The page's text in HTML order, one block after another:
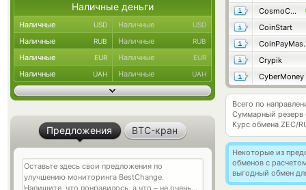
CosmoChanger
CoinStart
Crypik
CyberMoney
Всего по
Суммарный резерв
Курс обмена ZEC/
Некоторые из
обменов с
выгодный обмен
Наличные деньги
Наличные USD Наличные USD
Наличные RUB Наличные RUB
Наличные EUR Наличные EUR
Наличные UAH Наличные UAH
Предложения BTC-кран